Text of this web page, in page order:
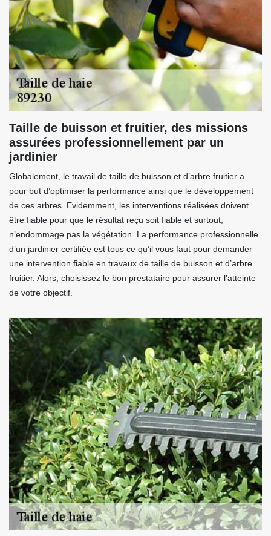
Taille de buisson et fruitier, des missions
assurées professionnellement par un
jardinier
Globalement, le travail de taille de buisson et d’arbre fruitier a
pour but d’optimiser la performance ainsi que le développement
de ces arbres. Evidemment, les interventions réalisées doivent
être fiable pour que le résultat reçu soit fiable et surtout,
n’endommage pas la végétation. La performance professionnelle
d’un jardinier certifiée est tous ce qu’il vous faut pour demander
une intervention fiable en travaux de taille de buisson et d’arbre
fruitier. Alors, choisissez le bon prestataire pour assurer l’atteinte
de votre objectif.